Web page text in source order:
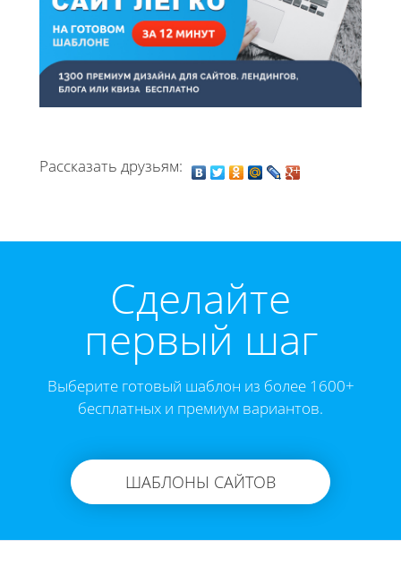
Рассказать друзьям:
Cделайте
первый шаг
Выберите готовый шаблон из более 1600+
бесплатных и премиум вариантов.
ШАБЛОНЫ САЙТОВ